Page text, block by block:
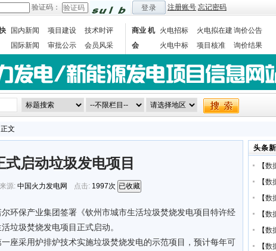
验证码： 登录 注册账号 忘记密码
国内新闻 项目建设
技术时评
国际新闻
审批公示 会员风采
商业 机
会
火电招标 火电拟在建询价公告
火电中标
项目核准
询价结果
文
式启动垃圾发电项目
来源: 中国火力发电网 点击: 1997次 已收藏
环保产业集团签署《钦州市城市生活垃圾焚烧发电项目特许经
垃圾焚烧发电项目正式启动。
座采用炉排炉技术实施垃圾焚烧发电的示范项目，预计每年可
头条
【数
【数
【数
【数
【数
【数